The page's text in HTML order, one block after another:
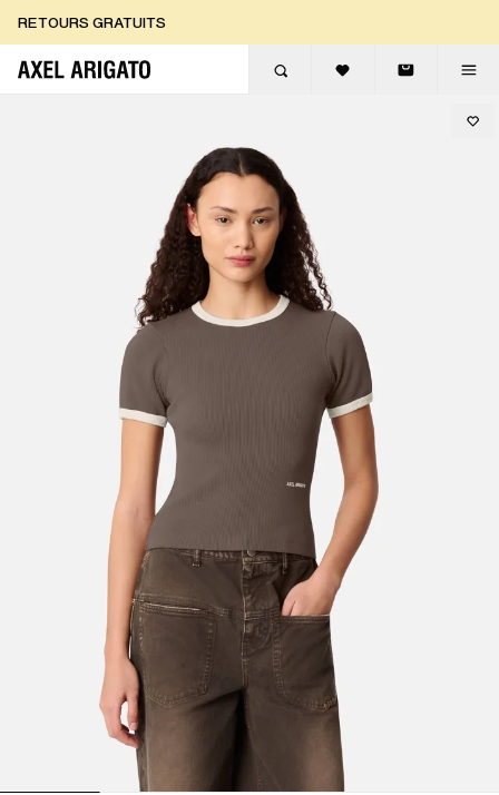
RETOURS GRATUITS
LIVRAISON EXPRESS GRATUITE